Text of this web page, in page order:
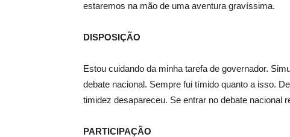
estaremos na mão de uma aventura gravíssima.
DISPOSIÇÃO
Estou cuidando da minha tarefa de governador.
debate nacional. Sempre fui tímido quanto a isso.
timidez desapareceu. Se entrar no debate nacional
PARTICIPAÇÃO